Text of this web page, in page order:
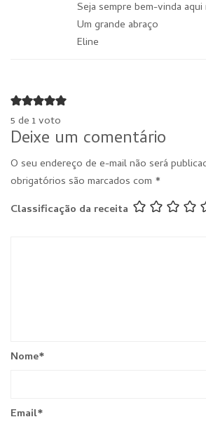
Seja sempre bem-vinda
Um grande abraço
Eline
5 de 1 voto
Deixe um comentário
O seu endereço de e-mail não será
obrigatórios são marcados com *
Classificação da receita
Nome*
Email*